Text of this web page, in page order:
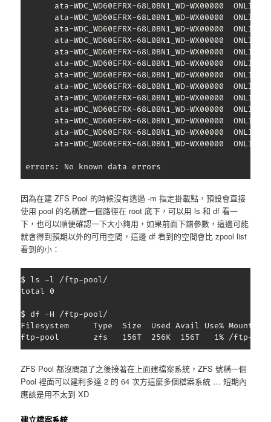
ata-WDC_WD60EFRX-68L0BN1_WD-WX00000  ONLINE
ata-WDC_WD60EFRX-68L0BN1_WD-WX00000  ONLINE
ata-WDC_WD60EFRX-68L0BN1_WD-WX00000  ONLINE
ata-WDC_WD60EFRX-68L0BN1_WD-WX00000  ONLINE
ata-WDC_WD60EFRX-68L0BN1_WD-WX00000  ONLINE
ata-WDC_WD60EFRX-68L0BN1_WD-WX00000  ONLINE
ata-WDC_WD60EFRX-68L0BN1_WD-WX00000  ONLINE
ata-WDC_WD60EFRX-68L0BN1_WD-WX00000  ONLINE
ata-WDC_WD60EFRX-68L0BN1_WD-WX00000  ONLINE
ata-WDC_WD60EFRX-68L0BN1_WD-WX00000  ONLINE
ata-WDC_WD60EFRX-68L0BN1_WD-WX00000  ONLINE
ata-WDC_WD60EFRX-68L0BN1_WD-WX00000  ONLINE
ata-WDC_WD60EFRX-68L0BN1_WD-WX00000  ONLINE
errors: No known data errors
因為在建 ZFS Pool 的時候沒有透過 -m 指定掛載點，預設會直接
使用 pool 的名稱建一個路徑在 root 底下，可以用 ls 和 df 看一
下，也可以順便確認一下大小夠用，如果前面下錯參數，這邊可能
就會得到預期以外的可用空間，這邊 df 看到的空間會比 zpool list
看到的小：
$ ls -l /ftp-pool/
total 0
$ df -H /ftp-pool/
Filesystem     Type  Size  Used Avail Use% Mounted
ftp-pool       zfs   156T  256K  156T   1% /ftp-
ZFS Pool 都沒問題了之後接著在上面建檔案系統，ZFS 號稱一個
Pool 裡面可以建利多達 2 的 64 次方這麼多個檔案系統 … 短期內
應該是用不太到 XD
建立檔案系統